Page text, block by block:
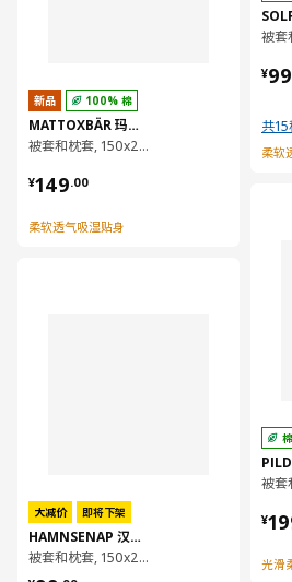
新品 100% 棉
MATTOXBÄR 玛托斯巴
被套和枕套, 150x200/50x80 厘米
¥149.00
¥ 149.00
柔软透气吸湿贴身
大减价 即将下架
HAMNSENAP 汉西纳普
被套和枕套, 150x200/50x80 厘米
¥99
¥
共
柔软
¥
¥